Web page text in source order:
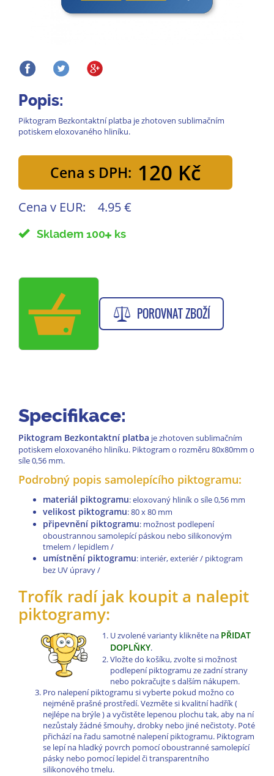
Popis:
Piktogram Bezkontaktní platba je zhotoven sublimačním
potiskem eloxovaného hliníku.
Cena s DPH: 120 Kč
Cena v EUR: 4.95 €
Skladem 100 ks
POROVNAT ZBOŽÍ
Specifikace:
Piktogram Bezkontaktní platba je zhotoven sublimačním
potiskem eloxovaného hliníku. Piktogram o rozměru 80x80mm o
síle 0,56 mm.
Podrobný popis samolepícího piktogramu:
materiál piktogramu: eloxovaný hliník o síle 0,56 mm
velikost piktogramu: 80 x 80 mm
připevnění piktogramu: možnost podlepení
oboustrannou samolepící páskou nebo silikonovým
tmelem / lepidlem /
umístnění piktogramu: interiér, exteriér / piktogram
bez UV úpravy /
Trofík radí jak koupit a nalepit
piktogramy:
U zvolené varianty klikněte na PŘIDAT
DOPLŇKY.
Vložte do košíku, zvolte si možnost
podlepení piktogramu ze zadní strany
nebo pokračujte s dalším nákupem.
Pro nalepení piktogramu si vyberte pokud možno co
nejméně prašné prostředí. Vezměte si kvalitní hadřík (
nejlépe na brýle ) a vyčistěte lepenou plochu tak, aby na ní
nezůstaly žádné šmouhy, drobky nebo jiné nečistoty. Poté
přichází na řadu samotné nalepení piktogramu. Piktogram
se lepí na hladký povrch pomocí oboustranné samolepící
pásky nebo pomocí lepidel či transparentního
silikonového tmelu.